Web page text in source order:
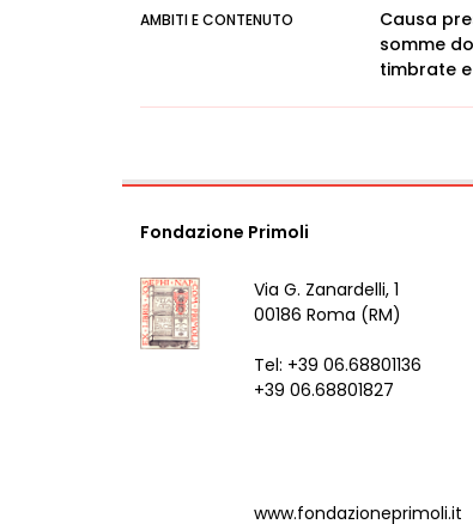
AMBITI E CONTENUTO
Causa
somme
timbrate
Fondazione Primoli
Via G. Zanardelli, 1
00186 Roma (RM)
Tel: +39 06.68801136
+39 06.68801827
www.fondazioneprimoli.it